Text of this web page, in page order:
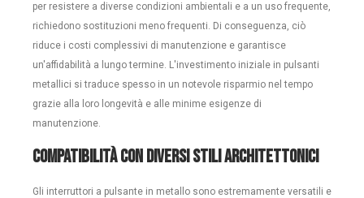
per resistere a diverse condizioni ambientali e a un uso frequente,
richiedono sostituzioni meno frequenti. Di conseguenza, ciò
riduce i costi complessivi di manutenzione e garantisce
un'affidabilità a lungo termine. L'investimento iniziale in pulsanti
metallici si traduce spesso in un notevole risparmio nel tempo
grazie alla loro longevità e alle minime esigenze di
manutenzione.
Compatibilità con diversi stili architettonici
Gli interruttori a pulsante in metallo sono estremamente versatili e